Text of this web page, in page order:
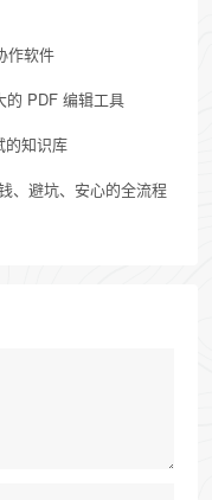
作软件
的 PDF 编辑工具
的知识库
、避坑、安心​​的全流程